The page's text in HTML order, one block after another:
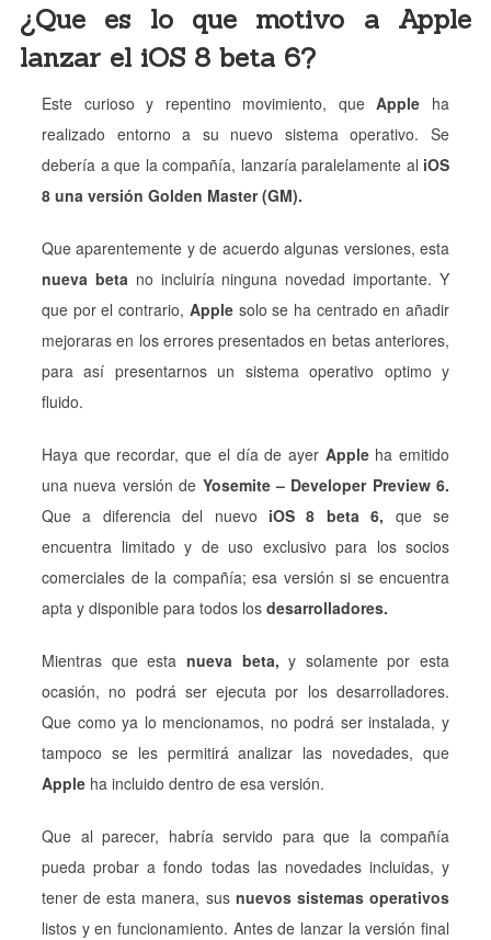
¿Que es lo que motivo a Apple
lanzar el iOS 8 beta 6?
Este curioso y repentino movimiento, queApple ha
realizado entorno a su nuevo sistema operativo. Se
debería a que la compañía, lanzaría paralelamente al iOS
8 una versión Golden Master (GM).
Que aparentemente y de acuerdo algunas versiones, esta
nueva beta no incluiría ninguna novedad importante. Y
que por el contrario, Applesolo se ha centrado en añadir
mejoraras en los errores presentados en betas anteriores,
para así presentarnos un sistema operativo optimo y
fluido.
Haya que recordar, que el día de ayer Appleha emitido
una nueva versión de Yosemite – Developer Preview 6.
Que a diferencia del nuevo iOS 8 beta 6, que se
encuentra limitado y de uso exclusivo para los socios
comerciales de la compañía; esa versión si se encuentra
apta y disponible para todos los desarrolladores.
Mientras que esta nueva beta, y solamente por esta
ocasión, no podrá ser ejecuta por los desarrolladores.
Que como ya lo mencionamos, no podrá ser instalada, y
tampoco se les permitirá analizar las novedades, que
Apple ha incluido dentro de esa versión.
Que al parecer, habría servido para que la compañía
pueda probar a fondo todas las novedades incluidas, y
tener de esta manera, sus nuevos sistemas operativos
listos y en funcionamiento. Antes de lanzar la versión final